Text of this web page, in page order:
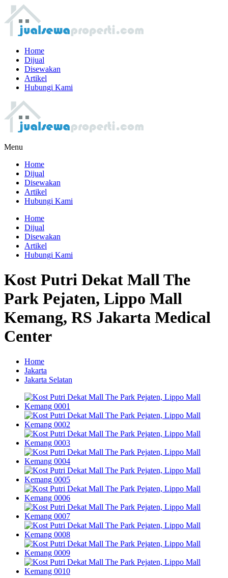
Home
Dijual
Disewakan
Artikel
Hubungi Kami
Menu
Home
Dijual
Disewakan
Artikel
Hubungi Kami
Home
Dijual
Disewakan
Artikel
Hubungi Kami
Kost Putri Dekat Mall The
Park Pejaten, Lippo Mall
Kemang, RS Jakarta Medical
Center
Home
Jakarta
Jakarta Selatan